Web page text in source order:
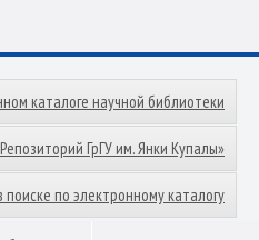
каталоге научной библиотеки
ГрГУ им. Янки Купалы»
по электронному каталогу